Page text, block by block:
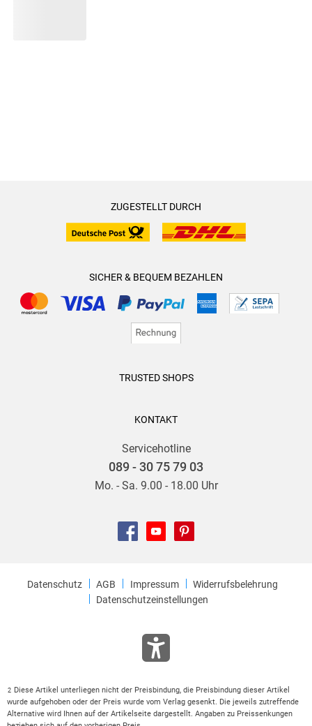
ZUGESTELLT DURCH
SICHER & BEQUEM BEZAHLEN
TRUSTED SHOPS
KONTAKT
Servicehotline
089 - 30 75 79 03
Mo. - Sa. 9.00 - 18.00 Uhr
Datenschutz AGB Impressum
Widerrufsbelehrung
Datenschutzeinstellungen
2
Diese Artikel unterliegen nicht der Preisbindung, die Preisbindung dieser Artikel
wurde aufgehoben oder der Preis wurde vom Verlag gesenkt. Die jeweils zutreffende
Alternative wird Ihnen auf der Artikelseite dargestellt. Angaben zu Preissenkungen